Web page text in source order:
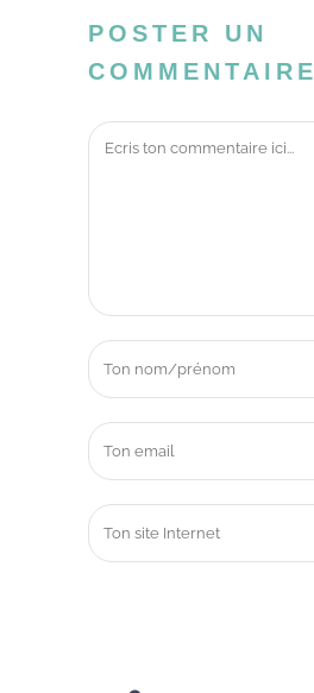
POSTER UN
COMMENTAIRE